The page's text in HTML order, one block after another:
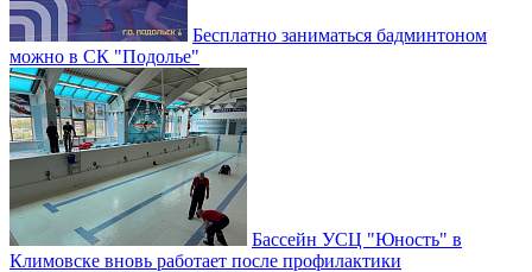
Бесплатно заниматься бадминтоном
можно в СК "Подолье"
Бассейн УСЦ "Юность" в
Климовске вновь работает после профилактики